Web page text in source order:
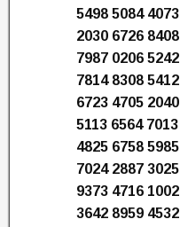
5498 5084
2030 6726
7987 0206
7814 8308
6723 4705
5113 6564
4825 6758
7024 2887
9373 4716
3642 8959